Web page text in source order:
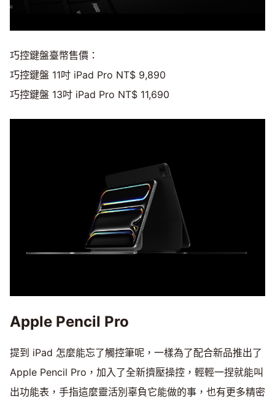
巧控鍵盤臺幣售價：
巧控鍵盤 11吋 iPad Pro NT$ 9,890
巧控鍵盤 13吋 iPad Pro NT$ 11,690
Apple Pencil Pro
提到 iPad 怎麼能忘了觸控筆呢，一樣為了配合新品推出了
Apple Pencil Pro，加入了全新擠壓操控，輕輕一捏就能叫
出功能表，手指這麼靈活別辜負它能做的事，也有更多精密